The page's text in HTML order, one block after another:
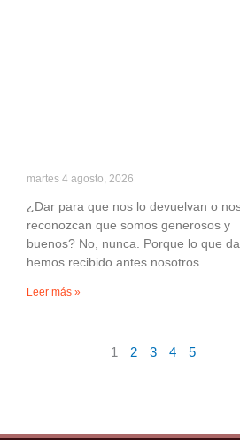
martes 4 agosto, 2026
¿Dar para que nos lo devuelvan o
reconozcan que somos generosos y
buenos? No, nunca. Porque lo que
hemos recibido antes nosotros.
Leer más »
1 2 3 4 5